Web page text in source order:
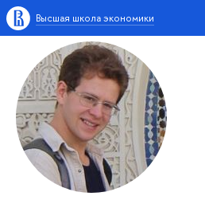
Высшая школа экономики